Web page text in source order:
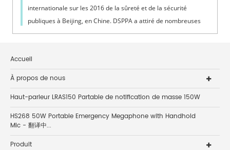
internationale sur les 2016 de la sûreté et de la sécurité
publiques à Beijing, en Chine. DSPPA a attiré de nombreuses
attentions des visiteurs tant au pays qu'à l'étranger avec les
Accueil
À propos de nous
Haut-parleur LRAS150 Partable de notification de masse 150W
HS268 50W Portable Emergency Megaphone with Handhold
Mic - 翻译中...
Produit